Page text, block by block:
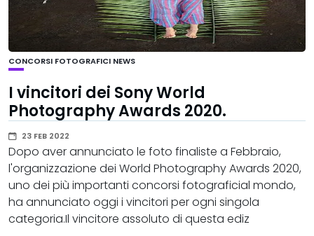
CONCORSI FOTOGRAFICI NEWS
I vincitori dei Sony World
Photography Awards 2020.
23 FEB 2022
Dopo aver annunciato le foto finaliste a Febbraio,
l'organizzazione dei World Photography Awards 2020,
uno dei più importanti concorsi fotograficial mondo,
ha annunciato oggi i vincitori per ogni singola
categoria.Il vincitore assoluto di questa ediz